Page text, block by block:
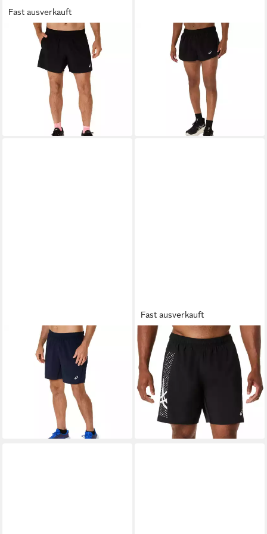
Fast ausverkauft
Laufshorts ASICS
CORE 5IN SHORT
ab 26,99 €
UVP 35,00 €
Laufshorts ASICS
CORE SPLIT SHORT
ab 27,99 €
UVP 32,00 €
Laufshorts ASICS
CORE 7IN SHORT
ab 28,99 €
35,00 €
Fast ausverkauft
ASICS Laufshorts ICON 7IN
SHORT
ab 26,99 €
-33%